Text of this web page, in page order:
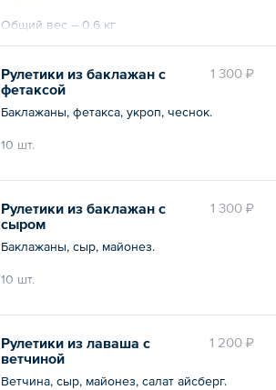
Общий вес – 0.6 кг
1 300 ₽
Рулетики из баклажан с
фетаксой
Баклажаны, фетакса, укроп, чеснок.
10 шт.
Общий вес – 300 г
1 300 ₽
Рулетики из баклажан с
сыром
Баклажаны, сыр, майонез.
10 шт.
1 200 ₽
Рулетики из лаваша с
ветчиной
Ветчина, сыр, майонез, салат айсберг.